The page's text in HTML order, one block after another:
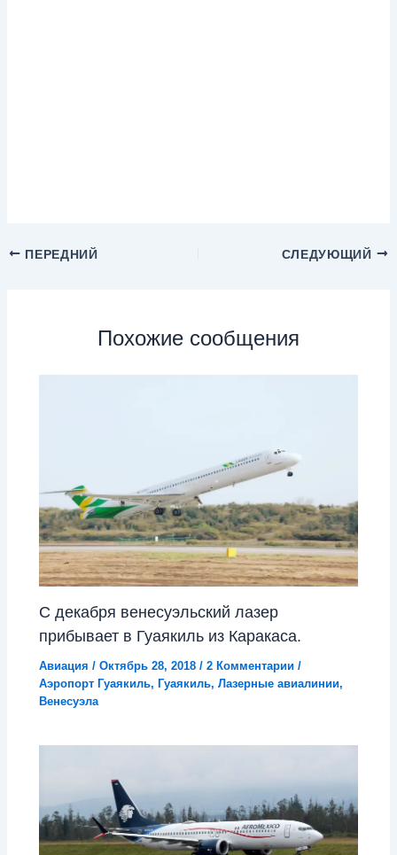
ПЕРЕДНИЙ СЛЕДУЮЩИЙ
Похожие сообщения
С декабря венесуэльский лазер
прибывает в Гуаякиль из Каракаса.
Авиация /Октябрь 28, 2018/2 Комментарии /
Аэропорт Гуаякиль, Гуаякиль,Лазерные авиалинии,
Венесуэла